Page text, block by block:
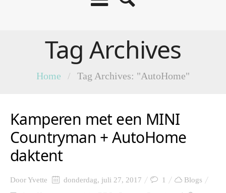
Tag Archives
Home / Tag Archives: "AutoHome"
Kamperen met een MINI
Countryman + AutoHome
daktent
DoorYvette donderdag, juli 27, 2017 1
Blogs